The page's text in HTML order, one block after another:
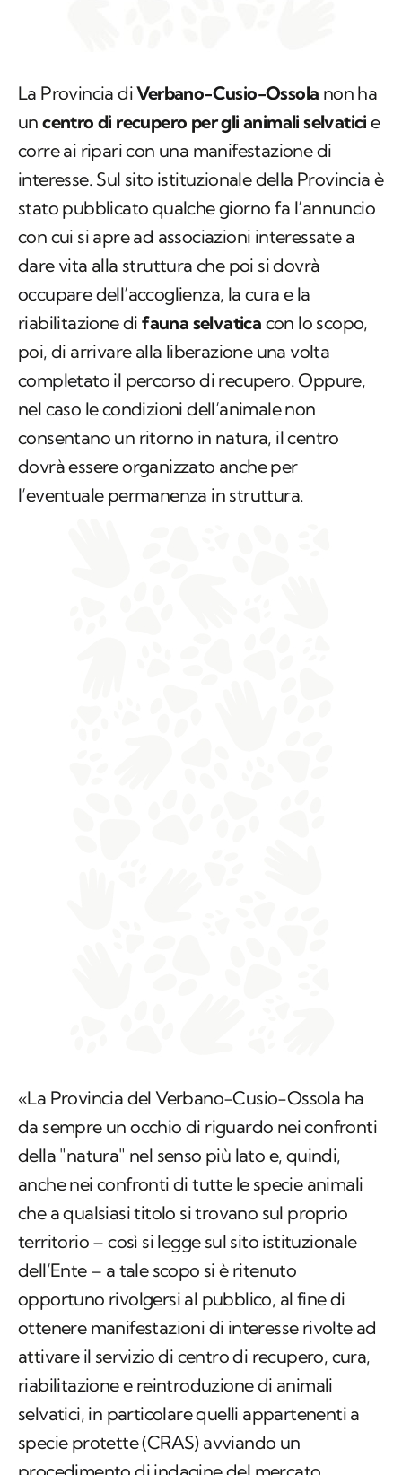
La Provincia diVerbano-Cusio-Ossola non ha
uncentro di recupero per gli animali selvatici e
corre ai ripari con una manifestazione di
interesse. Sul sito istituzionale della Provincia è
stato pubblicato qualche giorno fa l’annuncio
con cui si apre ad associazioni interessate a
dare vita alla struttura che poi si dovrà
occupare dell’accoglienza, la cura e la
riabilitazione difauna selvatica con lo scopo,
poi, di arrivare alla liberazione una volta
completato il percorso di recupero. Oppure,
nel caso le condizioni dell’animale non
consentano un ritorno in natura, il centro
dovrà essere organizzato anche per
l’eventuale permanenza in struttura.
«La Provincia del Verbano-Cusio-Ossola ha
da sempre un occhio di riguardo nei confronti
della "natura" nel senso più lato e, quindi,
anche nei confronti di tutte le specie animali
che a qualsiasi titolo si trovano sul proprio
territorio – così si legge sul sito istituzionale
dell’Ente – a tale scopo si è ritenuto
opportuno rivolgersi al pubblico, al fine di
ottenere manifestazioni di interesse rivolte ad
attivare il servizio di centro di recupero, cura,
riabilitazione e reintroduzione di animali
selvatici, in particolare quelli appartenenti a
specie protette (CRAS) avviando un